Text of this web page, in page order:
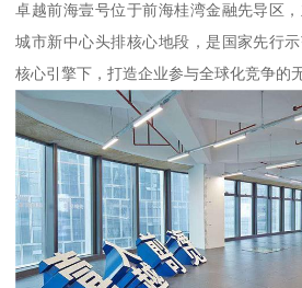
卓越前海壹号位于前海桂湾金融先导区
城市新中心头排核心地段，是国家先行
核心引擎下，打造企业参与全球化竞争的